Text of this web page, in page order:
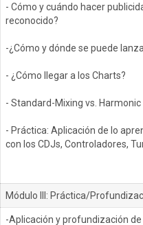
- Cómo y cuándo hacer
reconocido?
-¿Cómo y dónde se puede
- ¿Cómo llegar a los Charts?
- Standard-Mixing vs. Harmonic
- Práctica: Aplicación de lo
con los CDJs, Controladores,
Módulo III: Práctica/
-Aplicación y profundización